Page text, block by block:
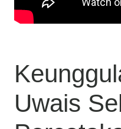
Uwais